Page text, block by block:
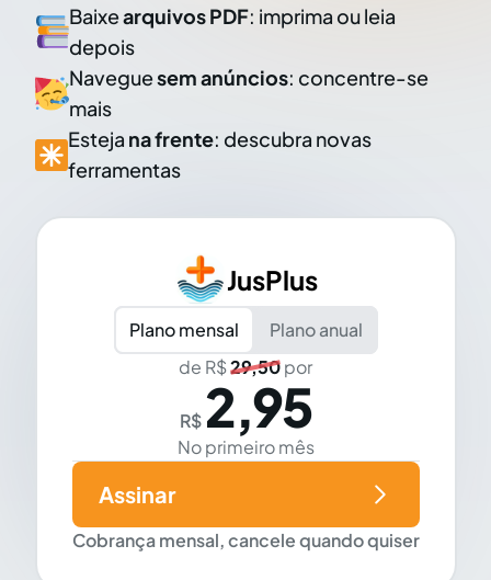
Baixearquivos PDF: imprima ou leia
depois
Naveguesem anúncios: concentre-se
mais
Esteja na frente: descubra novas
ferramentas
JusPlus
Plano mensal
Plano anual
de R$29,50por
R$ 2,95
No primeiro mês
Cobrança mensal, cancele quando quiser
Assinar